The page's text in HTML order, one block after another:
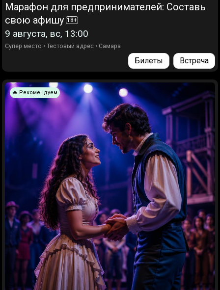
Марафон для предпринимателей: Составь
свою афишу 18+
9 августа, вс, 13:00
Супер место • Тестовый адрес • Самара
Билеты Встреча
🔥 Рекомендуем